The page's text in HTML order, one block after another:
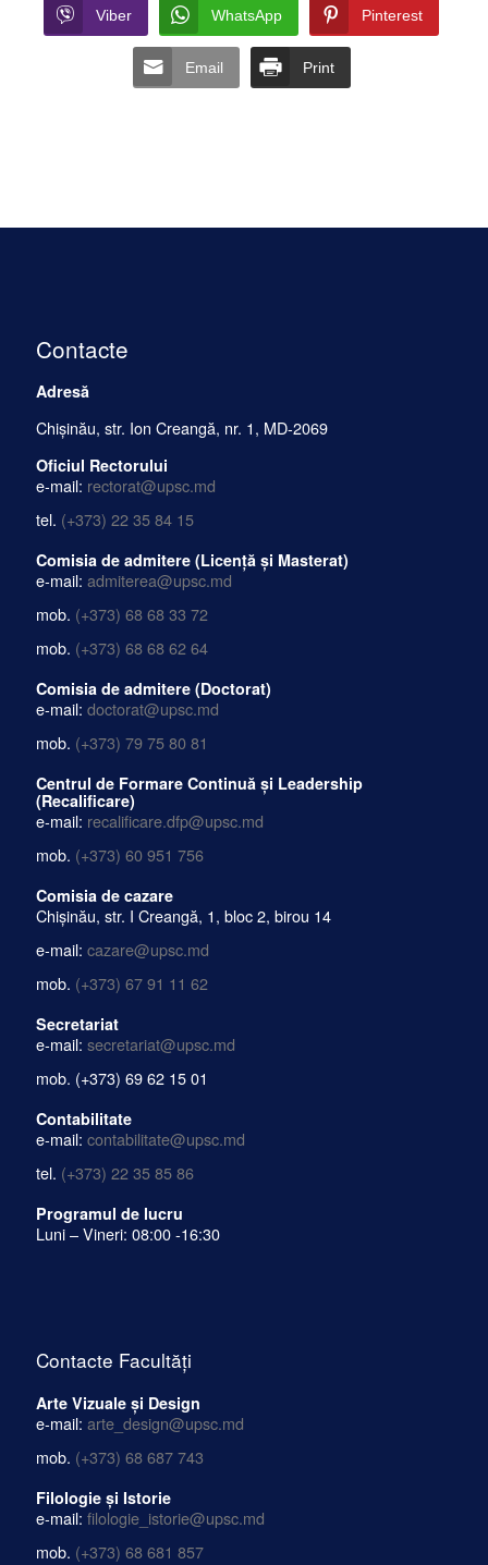
Viber WhatsApp Pinterest
Email Print
Contacte
Adresă
Chișinău, str. Ion Creangă, nr. 1, MD-2069
Oficiul Rectorului
e-mail: rectorat@upsc.md
tel. (+373) 22 35 84 15
Comisia de admitere (Licență și Masterat)
e-mail: admiterea@upsc.md
mob. (+373) 68 68 33 72
mob. (+373) 68 68 62 64
Comisia de admitere (Doctorat)
e-mail: doctorat@upsc.md
mob. (+373) 79 75 80 81
Centrul de Formare Continuă și Leadership
(Recalificare)
e-mail: recalificare.dfp@upsc.md
mob. (+373) 60 951 756
Comisia de cazare
Chișinău, str. I Creangă, 1, bloc 2, birou 14
e-mail: cazare@upsc.md
mob. (+373) 67 91 11 62
Secretariat
e-mail: secretariat@upsc.md
mob. (+373) 69 62 15 01
Contabilitate
e-mail: contabilitate@upsc.md
tel. (+373) 22 35 85 86
Programul de lucru
Luni – Vineri: 08:00 -16:30
Contacte Facultăți
Arte Vizuale și Design
e-mail: arte_design@upsc.md
mob. (+373) 68 687 743
Filologie și Istorie
e-mail: filologie_istorie@upsc.md
mob. (+373) 68 681 857